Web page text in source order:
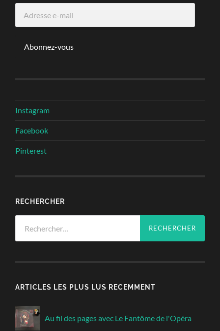
Abonnez-vous
Instagram
Facebook
Pinterest
RECHERCHER
ARTICLES LES PLUS LUS RECEMMENT
Au fil des pages avec Le Fantôme de l'Opéra